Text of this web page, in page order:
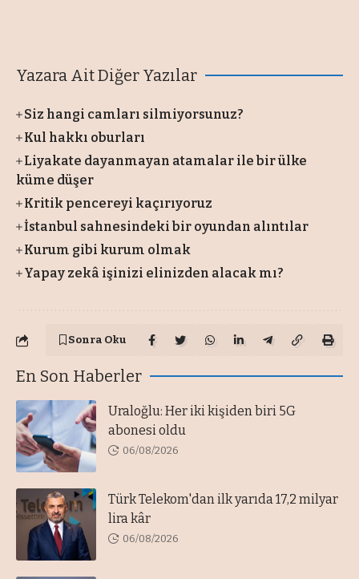
Yazara Ait Diğer Yazılar
Siz hangi camları silmiyorsunuz?
Kul hakkı oburları
Liyakate dayanmayan atamalar ile bir ülke
küme düşer
Kritik pencereyi kaçırıyoruz
İstanbul sahnesindeki bir oyundan alıntılar
Kurum gibi kurum olmak
Yapay zekâ işinizi elinizden alacak mı?
Sonra Oku
En Son Haberler
Uraloğlu: Her iki kişiden biri 5G
abonesi oldu
06/08/2026
Türk Telekom'dan ilk yarıda 17,2 milyar
lira kâr
06/08/2026